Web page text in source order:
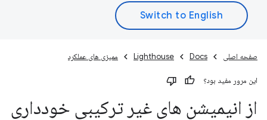
صفحه اصلی Docs
Lighthouse ممیزی های عملکرد
این مرور مفید بود؟
از انیمیشن های غیر ترکیبی خودداری